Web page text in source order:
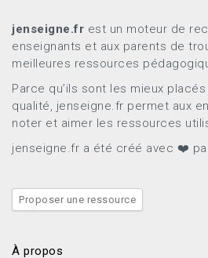
jenseigne.fr est un moteur de
enseignants et aux parents de
meilleures ressources
Parce qu’ils sont les mieux
qualité, jenseigne.fr permet aux
noter et aimer les ressources
jenseigne.fr a été créé avec ❤️
Proposer une ressource
À propos